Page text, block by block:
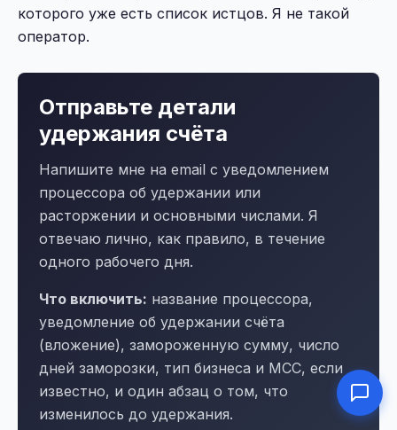
которого уже есть список истцов. Я не такой
оператор.
Отправьте детали
удержания счёта
Напишите мне на email с уведомлением
процессора об удержании или
расторжении и основными числами. Я
отвечаю лично, как правило, в течение
одного рабочего дня.
Что включить: название процессора,
уведомление об удержании счёта
(вложение), замороженную сумму, число
дней заморозки, тип бизнеса и MCC, если
известно, и один абзац о том, что
изменилось до удержания.